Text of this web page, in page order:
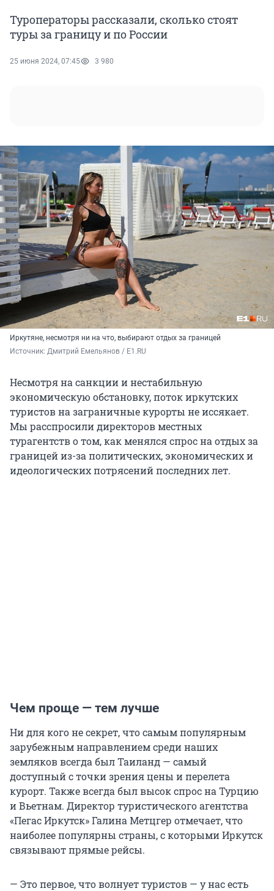
Туроператоры рассказали, сколько стоят
туры за границу и по России
25 июня 2024, 07:45 3 980
Иркутяне, несмотря ни на что, выбирают отдых за границей
Источник: Дмитрий Емельянов / E1.RU
Несмотря на санкции и нестабильную
экономическую обстановку, поток иркутских
туристов на заграничные курорты не иссякает.
Мы расспросили директоров местных
турагентств о том, как менялся спрос на отдых за
границей из-за политических, экономических и
идеологических потрясений последних лет.
Чем проще — тем лучше
Ни для кого не секрет, что самым популярным
зарубежным направлением среди наших
земляков всегда был Таиланд — самый
доступный с точки зрения цены и перелета
курорт. Также всегда был высок спрос на Турцию
и Вьетнам. Директор туристического агентства
«Пегас Иркутск» Галина Метцгер отмечает, что
наиболее популярны страны, с которыми Иркутск
связывают прямые рейсы.
— Это первое, что волнует туристов — у нас есть